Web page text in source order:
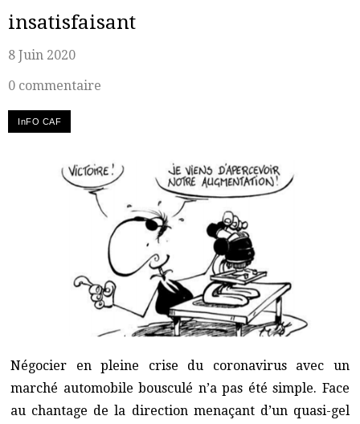
insatisfaisant
8 Juin 2020
0 commentaire
Négocier en pleine crise du coronavirus avec un
marché automobile bousculé n’a pas été simple. Face
au chantage de la direction menaçant d’un quasi-gel